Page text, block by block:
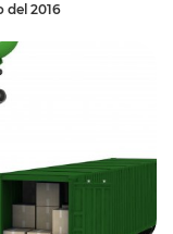
del 2016